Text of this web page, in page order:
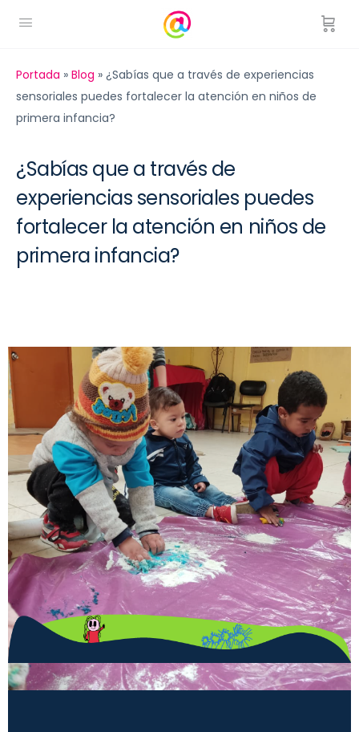
Portada » Blog » ¿Sabías que a través de experiencias
sensoriales puedes fortalecer la atención en niños de
primera infancia?
¿Sabías que a través de
experiencias sensoriales puedes
fortalecer la atención en niños de
primera infancia?